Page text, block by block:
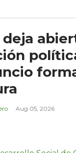
deja
Aug 05, 2026